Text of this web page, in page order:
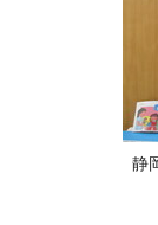
静